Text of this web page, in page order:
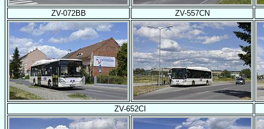
ZV-072BB ZV-557CN
ZV-652CI